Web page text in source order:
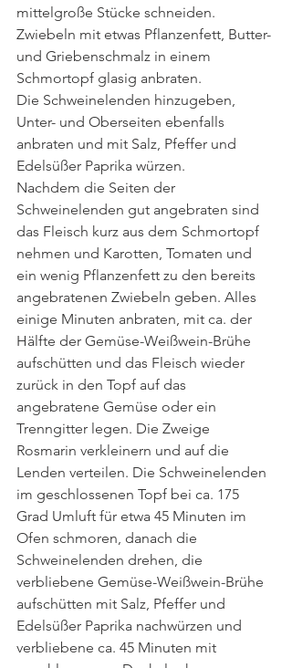
mittelgroße Stücke schneiden.
Zwiebeln mit etwas Pflanzenfett, Butter-
und Griebenschmalz in einem
Schmortopf glasig anbraten.
Die Schweinelenden hinzugeben,
Unter- und Oberseiten ebenfalls
anbraten und mit Salz, Pfeffer und
Edelsüßer Paprika würzen.
Nachdem die Seiten der
Schweinelenden gut angebraten sind
das Fleisch kurz aus dem Schmortopf
nehmen und Karotten, Tomaten und
ein wenig Pflanzenfett zu den bereits
angebratenen Zwiebeln geben. Alles
einige Minuten anbraten, mit ca. der
Hälfte der Gemüse-Weißwein-Brühe
aufschütten und das Fleisch wieder
zurück in den Topf auf das
angebratene Gemüse oder ein
Trenngitter legen. Die Zweige
Rosmarin verkleinern und auf die
Lenden verteilen. Die Schweinelenden
im geschlossenen Topf bei ca. 175
Grad Umluft für etwa 45 Minuten im
Ofen schmoren, danach die
Schweinelenden drehen, die
verbliebene Gemüse-Weißwein-Brühe
aufschütten mit Salz, Pfeffer und
Edelsüßer Paprika nachwürzen und
verbliebene ca. 45 Minuten mit